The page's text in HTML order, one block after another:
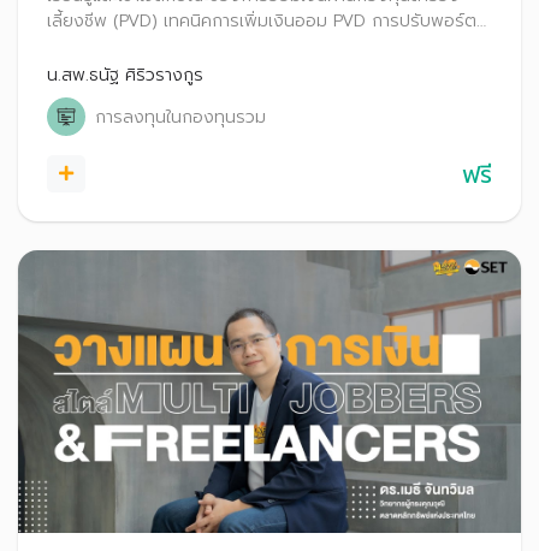
เลี้ยงชีพ (PVD) เทคนิคการเพิ่มเงินออม PVD การปรับพอร์ต
อายุหรือออกจากกองทุนสำรองเลี้ยงชีพ
น.สพ.ธนัฐ ศิริวรางกูร
การลงทุนในกองทุนรวม
ฟรี